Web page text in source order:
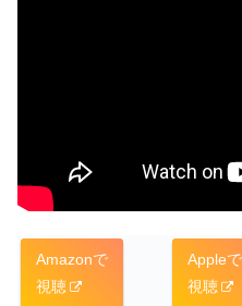
Amazonで
視聴
Apple
視聴